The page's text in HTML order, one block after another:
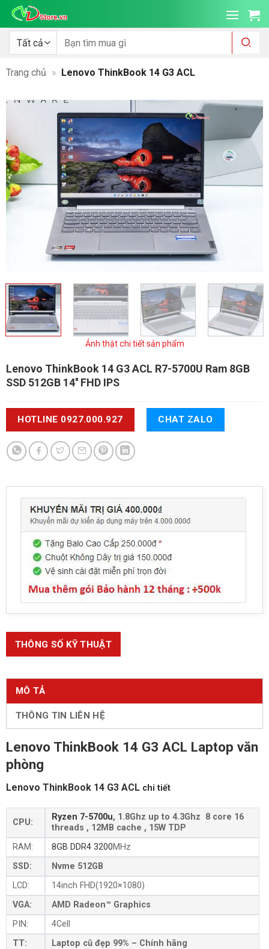
qua
dung
Tìm
kiếm:
Trang chủ » Lenovo ThinkBook 14 G3 ACL
Ảnh thật chi tiết sản phẩm
Lenovo ThinkBook 14 G3 ACL R7-5700U Ram 8GB
SSD 512GB 14'' FHD IPS
HOTLINE 0927.000.927 CHAT ZALO
MÔ TẢ
THÔNG TIN LIÊN HỆ
Lenovo ThinkBook 14 G3 ACL Laptop văn
phòng
Lenovo ThinkBook 14 G3 ACL chi tiết
CPU:
Ryzen 7-5700u, 1.8Ghz up to 4.3Ghz 8 core 16
threads , 12MB cache , 15W TDP
RAM:
8GB DDR43200MHz
SSD:
Nvme 512GB
LCD:
14inch FHD(1920×1080)
VGA:
AMD Radeon™ Graphics
PIN:
4Cell
TT:
Laptop cũ đẹp 99% – Chính hãng
THÔNG SỐ KỸ THUẬT